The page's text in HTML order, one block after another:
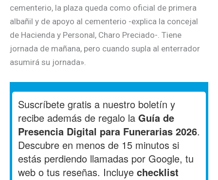
cementerio, la plaza queda como oficial de primera
albañil y de apoyo al cementerio -explica la concejal
de Hacienda y Personal, Charo Preciado-. Tiene
jornada de mañana, pero cuando supla al enterrador
asumirá su jornada».